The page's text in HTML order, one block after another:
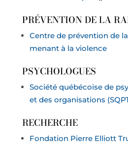
PRÉVENTION DE LA
Centre de prévention de
menant à la violence
PSYCHOLOGUES
Société québécoise de
et des organisations
RECHERCHE
Fondation Pierre Elliott